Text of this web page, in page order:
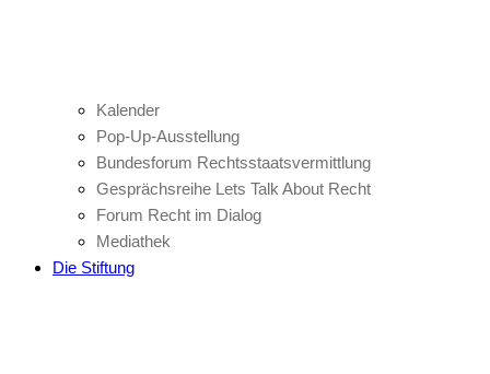
Kalender
Pop-Up-Ausstellung
Bundesforum Rechtsstaatsvermittlung
Gesprächsreihe Lets Talk About Recht
Forum Recht im Dialog
Mediathek
Die Stiftung